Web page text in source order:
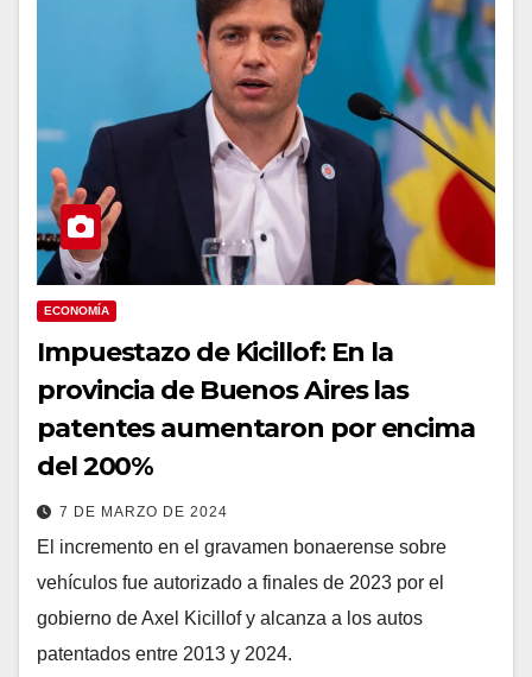
ECONOMÍA
Impuestazo de Kicillof: En la
provincia de Buenos Aires las
patentes aumentaron por encima
del 200%
7 DE MARZO DE 2024
El incremento en el gravamen bonaerense sobre
vehículos fue autorizado a finales de 2023 por el
gobierno de Axel Kicillof y alcanza a los autos
patentados entre 2013 y 2024.